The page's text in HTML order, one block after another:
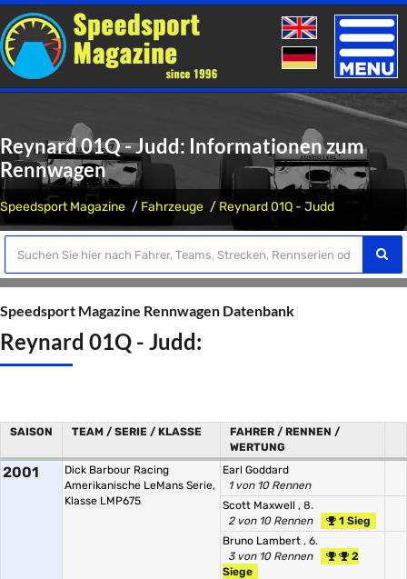
Toggle
Reynard 01Q - Judd: Informationen zum
Rennwagen
Speedsport Magazine Fahrzeuge Reynard 01Q - Judd
Speedsport Magazine Rennwagen Datenbank
Reynard 01Q - Judd:
SAISON TEAM / SERIE / KLASSE
FAHRER / RENNEN /
WERTUNG
2001
Dick Barbour Racing
Amerikanische LeMans Serie,
Klasse LMP675
Earl Goddard
1 von 10 Rennen
Scott Maxwell , 8.
2 von 10 Rennen
1 Sieg
Bruno Lambert , 6.
3 von 10 Rennen
2
Siege